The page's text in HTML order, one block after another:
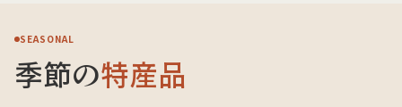
SEASONAL
季節の特産品